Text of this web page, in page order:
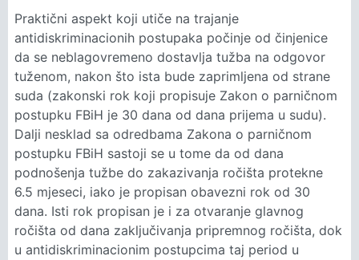
Praktični aspekt koji utiče na trajanje
antidiskriminacionih postupaka počinje od činjenice
da se neblagovremeno dostavlja tužba na odgovor
tuženom, nakon što ista bude zaprimljena od strane
suda (zakonski rok koji propisuje Zakon o parničnom
postupku FBiH je 30 dana od dana prijema u sudu).
Dalji nesklad sa odredbama Zakona o parničnom
postupku FBiH sastoji se u tome da od dana
podnošenja tužbe do zakazivanja ročišta protekne
6.5 mjeseci, iako je propisan obavezni rok od 30
dana. Isti rok propisan je i za otvaranje glavnog
ročišta od dana zaključivanja pripremnog ročišta, dok
u antidiskriminacionim postupcima taj period u